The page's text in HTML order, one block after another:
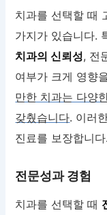
치과를 선택할 때
가지가 있습니다.
치과의 신뢰성, 전
여부가 크게 영향
만한 치과는 다양
갖췄습니다. 이러
진료를 보장합니다.
전문성과 경험
치과를 선택할 때